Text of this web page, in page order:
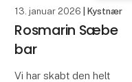
13. januar 2026 | Kystnær
Rosmarin Sæbe
bar
Vi har skabt den helt